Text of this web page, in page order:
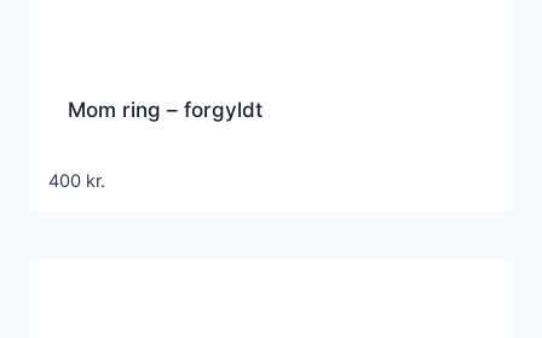
Mom ring – forgyldt
400 kr.